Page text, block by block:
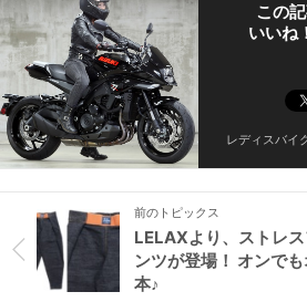
この
いいね
レディスバイ
前のトピックス
LELAXより、ストレ
ンツが登場！ オンで
本♪